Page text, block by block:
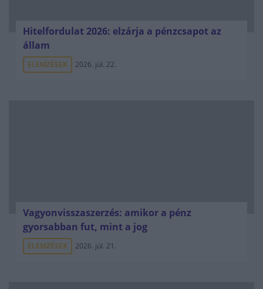
Hitelfordulat 2026: elzárja a pénzcsapot az
állam
ELEMZÉSEK 2026. júl. 22.
Vagyonvisszaszerzés: amikor a pénz
gyorsabban fut, mint a jog
ELEMZÉSEK 2026. júl. 21.